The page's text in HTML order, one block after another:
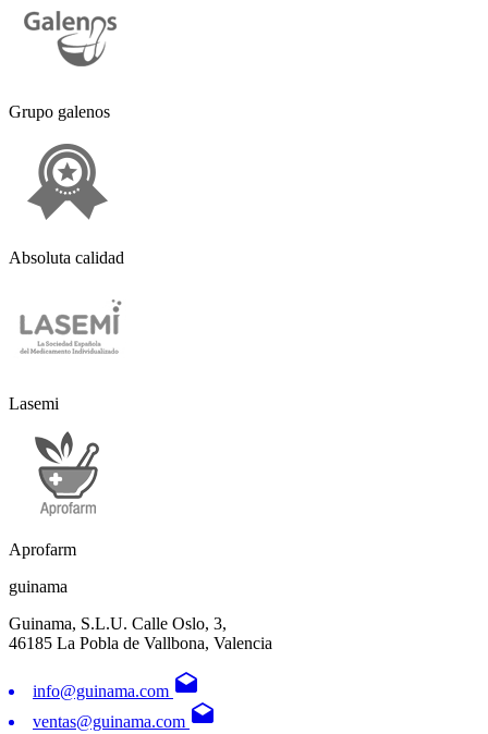
Grupo galenos
Absoluta calidad
Lasemi
Aprofarm
guinama
Guinama, S.L.U. Calle Oslo, 3,
46185 La Pobla de Vallbona, Valencia
info@guinama.com drafts
ventas@guinama.com drafts